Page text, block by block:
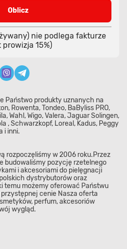
Oblicz
nie podlega fakturze
prowizja 15%)
Państwo produkty uznanych na
Rowenta, Tondeo, BaByliss PRO,
Wahl, Wigo, Valera, Jaguar Solingen,
, Schwarzkopf, Loreal, Kadus, Peggy
i inni.
rozpoczęliśmy w 2006 roku.Przez
budowaliśmy pozycję rzetelnego
i akcesoriami do pielęgnacji
dystrybutorów oraz
temu możemy oferować Państwu
cenie Nasza oferta
perfum, akcesoriów
wygląd.